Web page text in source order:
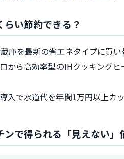
い節約できる？
庫を最新の省エネタイプに買
から高効率型のIHクッキング
入で水道代を年間1万円以上カ
ンで得られる「見えない」